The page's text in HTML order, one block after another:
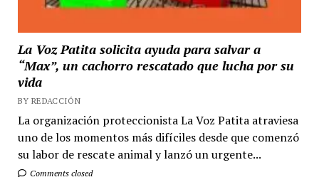
La Voz Patita solicita ayuda para salvar a
“Max”, un cachorro rescatado que lucha por su
vida
BY REDACCIÓN
La organización proteccionista La Voz Patita atraviesa
uno de los momentos más difíciles desde que comenzó
su labor de rescate animal y lanzó un urgente...
Comments closed